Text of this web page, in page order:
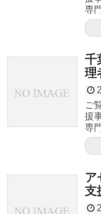
専
千
理
ご
援
専
ア
支